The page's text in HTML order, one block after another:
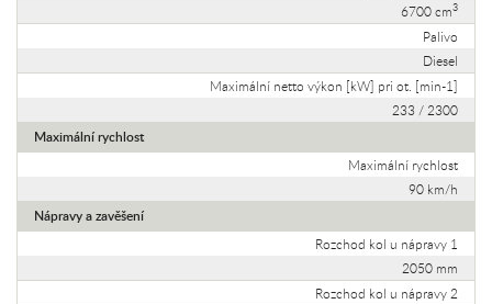
6700 cm3
Palivo
Diesel
Maximální netto výkon [kW] pri ot. [min-1]
233 / 2300
Maximální rychlost
Maximální rychlost
90 km/h
Nápravy a zavěšení
Rozchod kol u nápravy 1
2050 mm
Rozchod kol u nápravy 2